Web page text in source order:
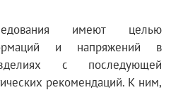
имеют целью
и напряжений в
с последующей
рекомендаций. К ним,